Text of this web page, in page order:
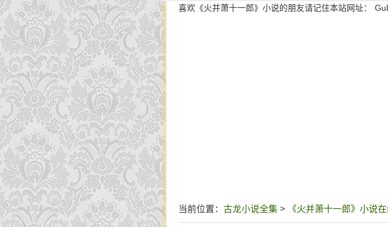
喜欢《火并萧十一郎》小说的朋友请记住本站网址：
当前位置： 古龙小说全集 > 《火并萧十一郎》小说